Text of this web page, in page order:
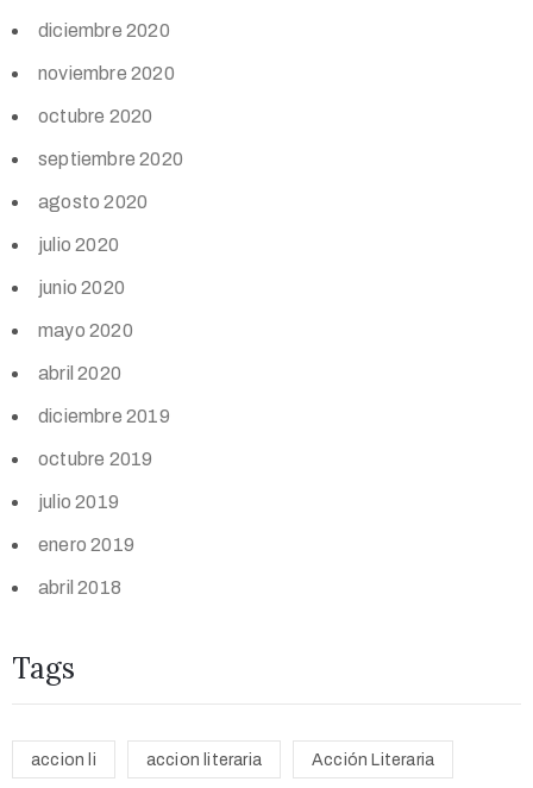
diciembre 2020
noviembre 2020
octubre 2020
septiembre 2020
agosto 2020
julio 2020
junio 2020
mayo 2020
abril 2020
diciembre 2019
octubre 2019
julio 2019
enero 2019
abril 2018
Tags
accion li accion literaria Acción Literaria